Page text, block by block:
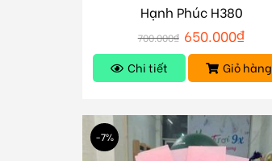
Hạnh Phúc H380
700.000₫ 650.000₫
Chi tiết Giỏ hàng
-7%